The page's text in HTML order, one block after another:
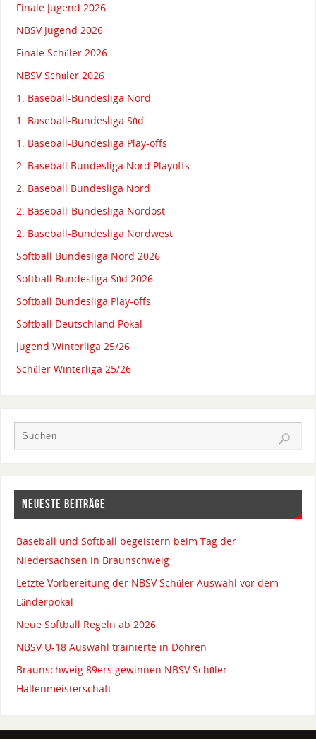
Finale Jugend 2026
NBSV Jugend 2026
Finale Schüler 2026
NBSV Schüler 2026
1. Baseball-Bundesliga Nord
1. Baseball-Bundesliga Süd
1. Baseball-Bundesliga Play-offs
2. Baseball Bundesliga Nord Playoffs
2. Baseball Bundesliga Nord
2. Baseball-Bundesliga Nordost
2. Baseball-Bundesliga Nordwest
Softball Bundesliga Nord 2026
Softball Bundesliga Süd 2026
Softball Bundesliga Play-offs
Softball Deutschland Pokal
Jugend Winterliga 25/26
Schüler Winterliga 25/26
NEUESTE BEITRÄGE
Baseball und Softball begeistern beim Tag der
Niedersachsen in Braunschweig
Letzte Vorbereitung der NBSV Schüler Auswahl vor dem
Länderpokal
Neue Softball Regeln ab 2026
NBSV U-18 Auswahl trainierte in Dohren
Braunschweig 89ers gewinnen NBSV Schüler
Hallenmeisterschaft